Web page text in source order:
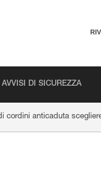
AVVISI DI SICUREZZA
cordini anticaduta